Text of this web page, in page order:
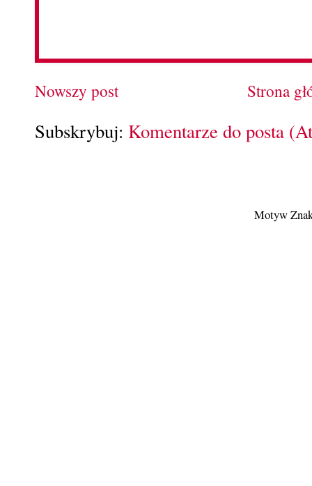
Nowszy post Strona
Subskrybuj: Komentarze do posta
Motyw